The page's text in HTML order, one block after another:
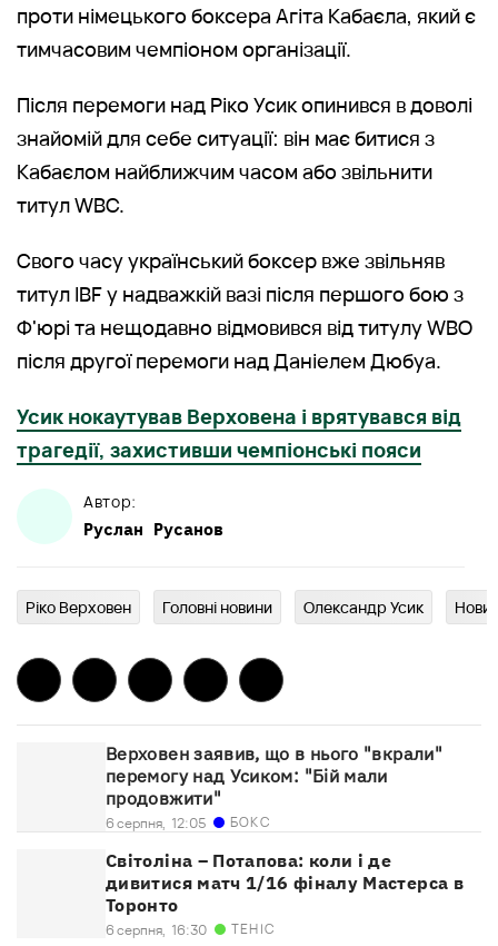
проти німецького боксера Агіта Кабаєла, який є
тимчасовим чемпіоном організації.
Після перемоги над Ріко Усик опинився в доволі
знайомій для себе ситуації: він має битися з
Кабаєлом найближчим часом або звільнити
титул WBC.
Свого часу український боксер вже звільняв
титул IBF у надважкій вазі після першого бою з
Ф'юрі та нещодавно відмовився від титулу WBO
після другої перемоги над Даніелем Дюбуа.
Усик нокаутував Верховена і врятувався від
трагедії, захистивши чемпіонські пояси
Автор:
Руслан Русанов
Ріко Верховен Головні новини Олександр Усик
Верховен заявив, що в нього "вкрали"
перемогу над Усиком: "Бій мали
продовжити"
6 серпня, 12:05 БОКС
Світоліна – Потапова: коли і де
дивитися матч 1/16 фіналу Мастерса в
Торонто
6 серпня, 16:30 ТЕНІС